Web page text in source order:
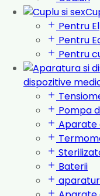
Pentru El
Pentru
Pentru
dispozitive
Pompa
Aparate
Baterii